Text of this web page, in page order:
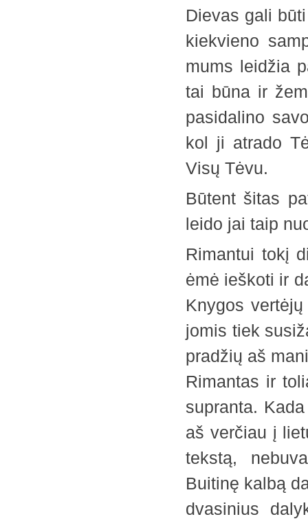
Dievas gali
kiekvieno
mums leidžia
tai būna ir
pasidalino
kol ji atrado
Visų Tėvu.
Būtent šitas
leido jai taip
Rimantui tokį
ėmė ieškoti ir
Knygos
jomis tiek
pradžių aš
Rimantas ir
supranta.
aš verčiau į
tekstą,
Buitinę kalbą
dvasinius